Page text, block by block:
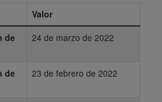
Valor
de
24 de marzo de 2022
de
23 de febrero de 2022